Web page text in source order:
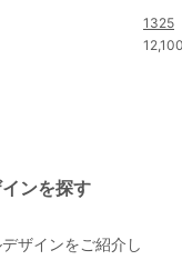
1325
ンを探す
ザインをご紹介し